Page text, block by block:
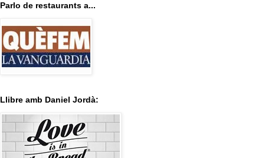
Parlo de restaurants a...
Llibre amb Daniel Jordà: